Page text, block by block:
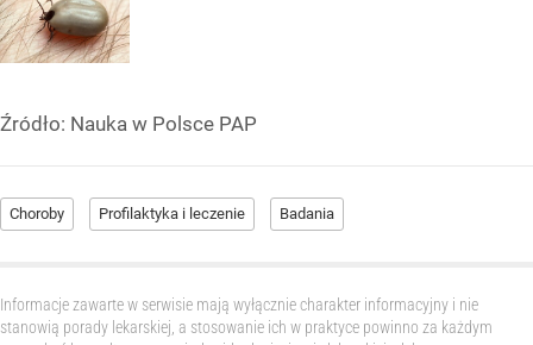
Źródło: Nauka w Polsce PAP
Choroby Profilaktyka i leczenie Badania
Informacje zawarte w serwisie mają wyłącznie charakter informacyjny i nie
stanowią porady lekarskiej, a stosowanie ich w praktyce powinno za każdym